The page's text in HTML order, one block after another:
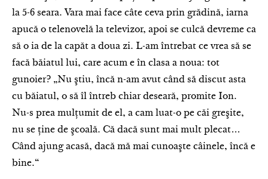
la 5-6 seara. Vara mai face câte ceva prin grădină, iarna
apucă o telenovelă la televizor, apoi se culcă devreme ca
să o ia de la capăt a doua zi. L-am întrebat ce vrea să se
facă băiatul lui, care acum e în clasa a noua: tot
gunoier? „Nu ştiu, încă n-am avut când să discut asta
cu băiatul, o să îl întreb chiar deseară, promite Ion.
Nu-s prea mulţumit de el, a cam luat-o pe căi greşite,
nu se ţine de şcoală. Că dacă sunt mai mult plecat…
Când ajung acasă, dacă mă mai cunoaşte câinele, încă e
bine.“